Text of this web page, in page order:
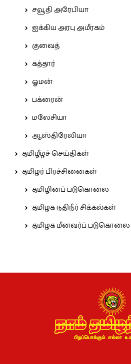
சவூதி அரேபியா
ஐக்கிய அரபு அமீரகம்
குவைத்
கத்தார்
ஓமன்
பக்ரைன்
மலேசியா
ஆஸ்திரேலியா
தமிழீழச் செய்திகள்
தமிழர் பிரச்சினைகள்
தமிழினப் படுகொலை
தமிழக நதிநீர் சிக்கல்கள்
தமிழக மீனவர்ப் படுகொலை